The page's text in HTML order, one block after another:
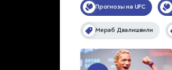
Прогнозы на UFC
Мераб Двалишвили